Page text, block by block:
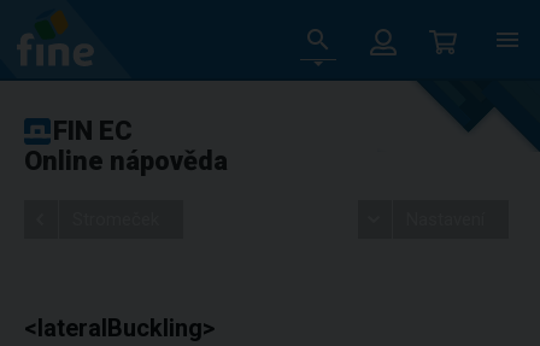
FIN EC
Online nápověda
<lateralBuckling>